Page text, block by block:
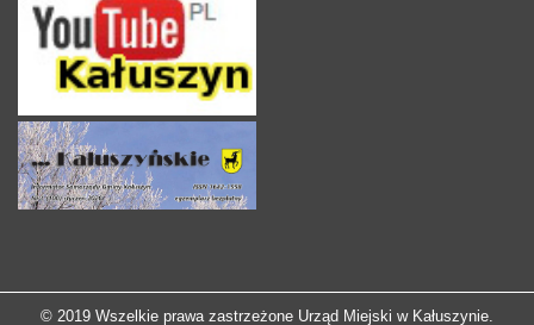
© 2019 Wszelkie prawa zastrzeżone Urząd Miejski w Kałuszynie.